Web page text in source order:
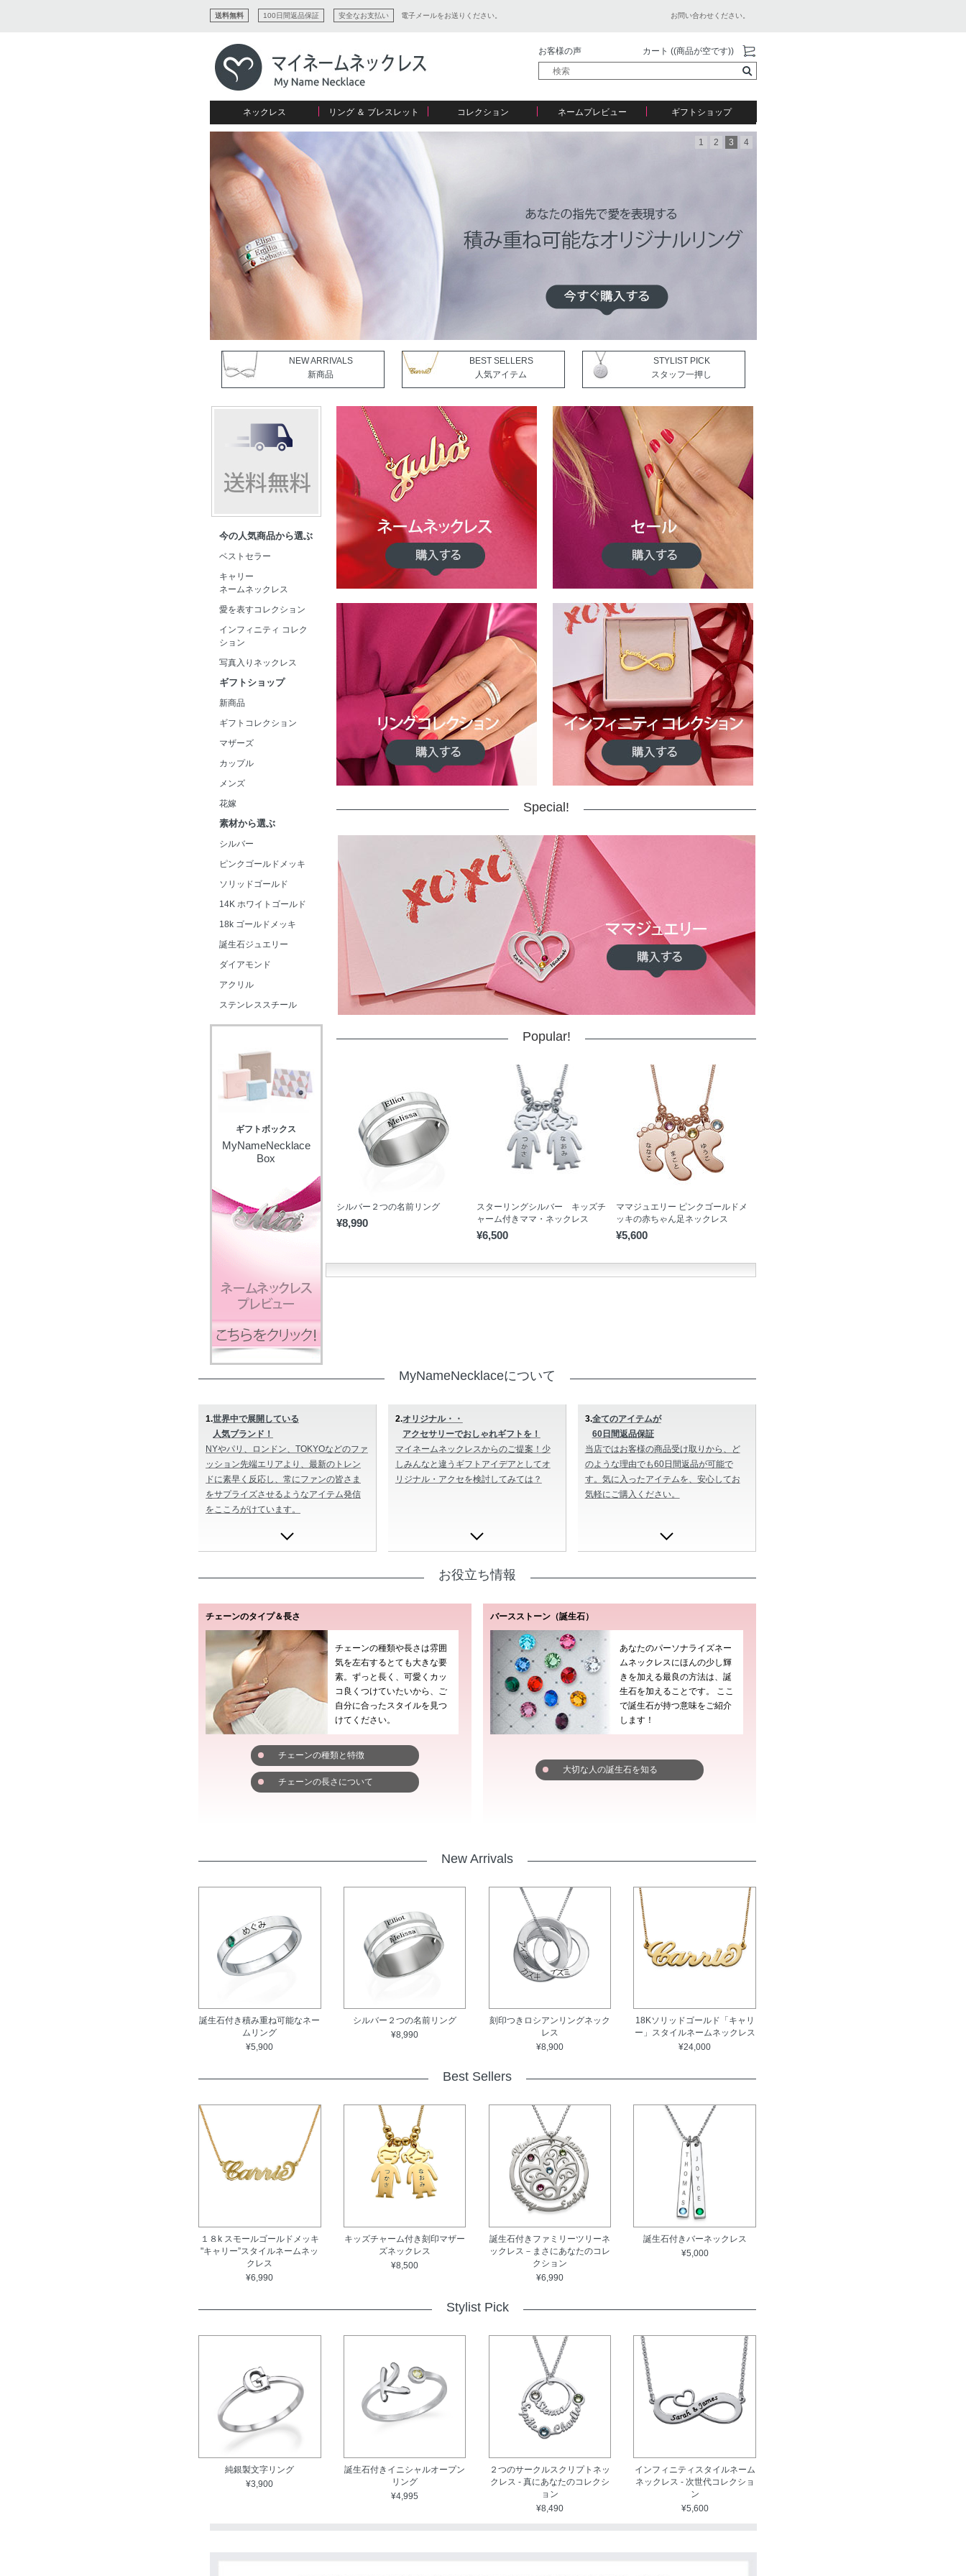
送料無料 100日間返品保証 安全なお支払い 電子メールをお送りください。 お問い合わせください。
お客様の声 カート ((商品が空です))
ネックレス
すべてコレクションを見る
ネームネックレス
キャリーネームネックレス
プチネームネックレス
写真入りネックレス
リング ＆ ブレスレット
リング
ブレスレット
愛のブレスレット
コレクション
愛を表すコレクション
刻印ジュエリー
イニシャルジュエリー
インフィニティ コレクション
誕生石コレクション
バーネックレスコレクション
ディスクとサークルのコレクション
ネームプレビュー
ネームプレビュー
ギフトショップ
マザーズ
カップル
メンズ
彼女への贈り物
ギフトコレクション
花嫁
1 2 3 4
NEW ARRIVALS
新商品
BEST SELLERS
人気アイテム
STYLIST PICK
スタッフ一押し
今の人気商品から選ぶ
ベストセラー
キャリー
ネームネックレス
愛を表すコレクション
インフィニティ コレク
ション
写真入りネックレス
ギフトショップ
新商品
ギフトコレクション
マザーズ
カップル
メンズ
花嫁
素材から選ぶ
シルバー
ピンクゴールドメッキ
ソリッドゴールド
14K ホワイトゴールド
18k ゴールドメッキ
誕生石ジュエリー
ダイアモンド
アクリル
ステンレススチール
ギフトボックス
MyNameNecklace
Box
Special!
Popular!
シルバー２つの名前リング
¥8,990
スターリングシルバー キッズチ
ャーム付きママ・ネックレス
¥6,500
ママジュエリー ピンクゴールドメ
ッキの赤ちゃん足ネックレス
¥5,600
MyNameNecklaceについて
1.世界中で展開している
人気ブランド！
NYやパリ、ロンドン、TOKYOなどのファ
ッション先端エリアより、最新のトレン
ドに素早く反応し、常にファンの皆さま
をサプライズさせるようなアイテム発信
をこころがけています。
2.オリジナル・・
アクセサリーでおしゃれギフトを！
マイネームネックレスからのご提案！少
しみんなと違うギフトアイデアとしてオ
リジナル・アクセを検討してみては？
3.全てのアイテムが
60日間返品保証
当店ではお客様の商品受け取りから、ど
のような理由でも60日間返品が可能で
す。気に入ったアイテムを、安心してお
気軽にご購入ください。
お役立ち情報
チェーンのタイプ＆長さ
チェーンの種類や長さは雰囲
気を左右するとても大きな要
素。ずっと長く、可愛くカッ
コ良くつけていたいから、ご
自分に合ったスタイルを見つ
けてください。
チェーンの種類と特徴
チェーンの長さについて
バースストーン（誕生石）
あなたのパーソナライズネー
ムネックレスにほんの少し輝
きを加える最良の方法は、誕
生石を加えることです。 ここ
で誕生石が持つ意味をご紹介
します！
大切な人の誕生石を知る
New Arrivals
誕生石付き積み重ね可能なネー
ムリング
¥5,900
シルバー２つの名前リング
¥8,990
刻印つきロシアンリングネック
レス
¥8,900
18Kソリッドゴールド「キャリ
ー」スタイルネームネックレス
¥24,000
Best Sellers
１８k スモールゴールドメッキ
"キャリー”スタイルネームネッ
クレス
¥6,990
キッズチャーム付き刻印マザー
ズネックレス
¥8,500
誕生石付きファミリーツリーネ
ックレス－まさにあなたのコレ
クション
¥6,990
誕生石付きバーネックレス
¥5,000
Stylist Pick
純銀製文字リング
¥3,900
誕生石付きイニシャルオープン
リング
¥4,995
２つのサークルスクリプトネッ
クレス - 真にあなたのコレクシ
ョン
¥8,490
インフィニティスタイルネーム
ネックレス - 次世代コレクショ
ン
¥5,600